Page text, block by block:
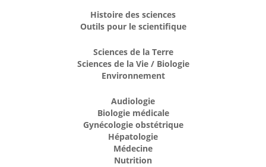
Histoire des sciences
Outils pour le scientifique
Sciences de la Terre
Sciences de la Vie / Biologie
Environnement
Audiologie
Biologie médicale
Gynécologie obstétrique
Hépatologie
Médecine
Nutrition